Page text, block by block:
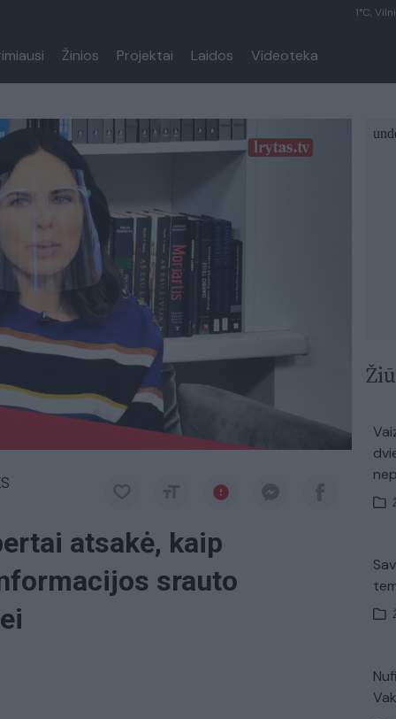
1°C,
Žinios Projektai Laidos Videoteka
atsakė, kaip
srauto